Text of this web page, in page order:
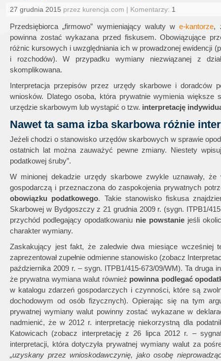
27 grudnia 2015 przez kurencja.com | Komentarzy: 1
Przedsiębiorca „firmowo” wymieniający waluty we-kantorze,
powinna zostać wykazana przed fiskusem. Obowiązujące
różnic kursowych i uwzględniania ich w prowadzonej ewidencji
i rozchodów). W przypadku wymiany niezwiązanej z
skomplikowana.
Interpretacja przepisów przez urzędy skarbowe i doradców
wniosków. Dlatego osoba, która prywatnie wymienia większe
urzędzie skarbowym lub wystąpić o tzw. interpretację
Nawet ta sama izba skarbowa różnie
Jeżeli chodzi o stanowisko urzędów skarbowych w sprawie
ostatnich lat można zauważyć pewne zmiany. Niestety
podatkowej śruby”.
W minionej dekadzie urzędy skarbowe zwykle uznawały, że
gospodarczą i przeznaczona do zaspokojenia prywatnych
obowiązku podatkowego. Takie stanowisko fiskusa
Skarbowej w Bydgoszczy z 21 grudnia 2009 r. (sygn. ITPB1/
przychód podlegający opodatkowaniu nie powstanie jeśli
charakter wymiany.
Zaskakujący jest fakt, że zaledwie dwa miesiące wcześniej
zaprezentował zupełnie odmienne stanowisko (zobacz
października 2009 r. – sygn. ITPB1/415-673/09/WM). Ta druga
że prywatna wymiana walut również powinna podlegać
w katalogu zdarzeń gospodarczych i czynności, które są
dochodowym od osób fizycznych). Opierając się na tym
prywatnej wymiany walut powinny zostać wykazane w
nadmienić, że w 2012 r. interpretację niekorzystną dla
Katowicach (zobacz interpretację z 26 lipca 2012 r. –
interpretacji, która dotyczyła prywatnej wymiany walut za
„uzyskany przez wnioskodawczynię, jako osobę